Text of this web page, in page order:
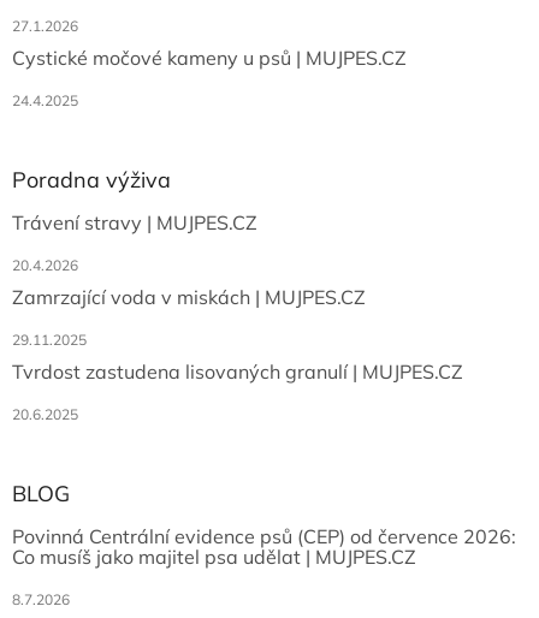
ý
27.1.2026
Cystické močové kameny u psů | MUJPES.CZ
24.4.2025
Poradna výživa
Trávení stravy | MUJPES.CZ
20.4.2026
Zamrzající voda v miskách | MUJPES.CZ
29.11.2025
Tvrdost zastudena lisovaných granulí | MUJPES.CZ
20.6.2025
BLOG
Povinná Centrální evidence psů (CEP) od července 2026:
Co musíš jako majitel psa udělat | MUJPES.CZ
8.7.2026